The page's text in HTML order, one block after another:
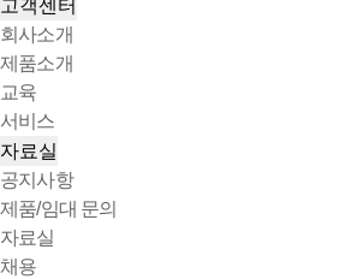
고객센터
회사소개
제품소개
교육
서비스
자료실
공지사항
제품/임대 문의
자료실
채용